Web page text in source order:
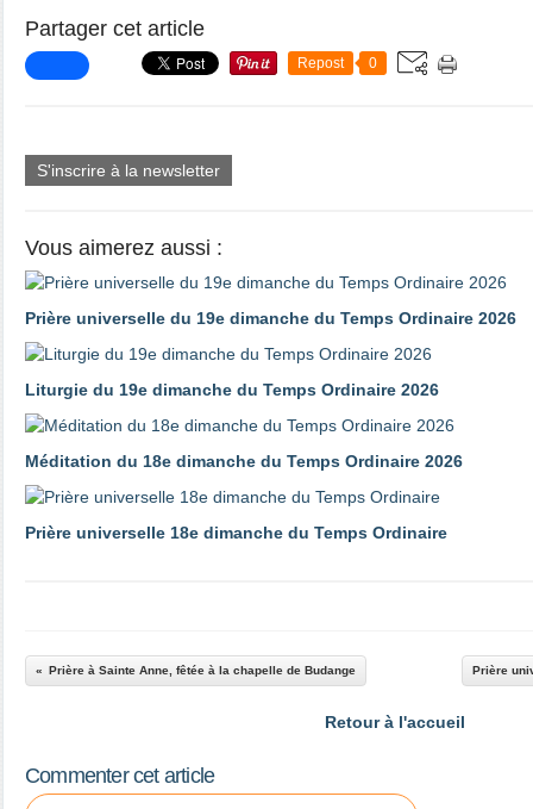
Partager cet article
Repost 0
S'inscrire à la newsletter
Vous aimerez aussi :
Prière universelle du 19e dimanche du Temps Ordinaire 2026
Liturgie du 19e dimanche du Temps Ordinaire 2026
Méditation du 18e dimanche du Temps Ordinaire 2026
Prière universelle 18e dimanche du Temps Ordinaire
Prière à Sainte Anne, fêtée à la chapelle de Budange Prière
Retour à l'accueil
Commenter cet article